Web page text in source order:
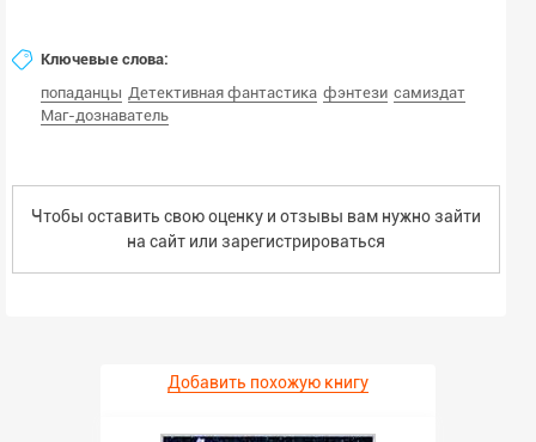
Ключевые слова:
попаданцы Детективная фантастика фэнтези самиздат
Маг-дознаватель
Чтобы оставить свою оценку и отзывы вам нужно зайти
на сайт или зарегистрироваться
Добавить похожую книгу